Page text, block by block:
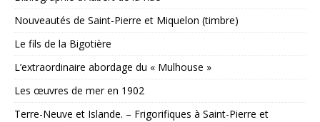
Nouveautés de Saint-Pierre et Miquelon (timbre)
Le fils de la Bigotière
L’extraordinaire abordage du « Mulhouse »
Les œuvres de mer en 1902
Terre-Neuve et Islande. – Frigorifiques à Saint-Pierre et